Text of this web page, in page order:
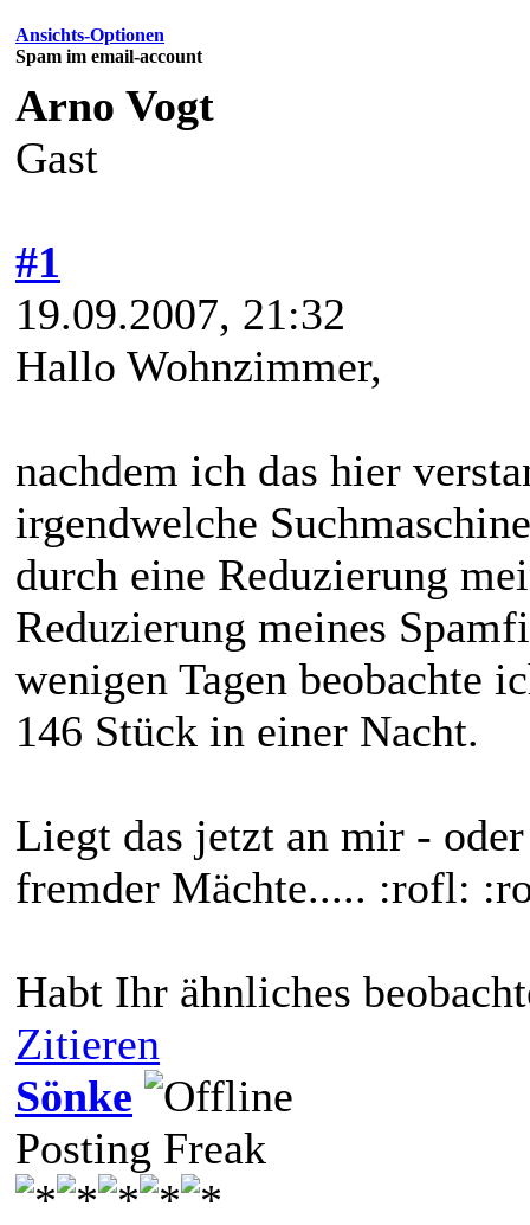
Ansichts-Optionen
Spam im email-account
Arno Vogt
Gast
#1
19.09.2007, 21:32
Hallo Wohnzimmer,
nachdem ich das hier
irgendwelche
durch eine Reduzierung
Reduzierung meines
wenigen Tagen beobachte
146 Stück in einer Nacht.
Liegt das jetzt an mir -
fremder Mächte..... :rofl:
Habt Ihr ähnliches
Zitieren
Sönke
Posting Freak